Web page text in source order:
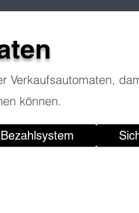
Verkaufsautomaten,
können.
Bezahlsystem